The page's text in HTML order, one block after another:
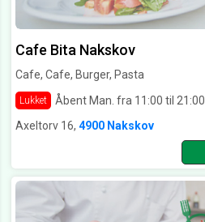
Cafe Bita Nakskov
Cafe, Cafe, Burger, Pasta
Lukket Åbent Man. fra 11:00 til 21:00
Axeltorv 16, 4900 Nakskov